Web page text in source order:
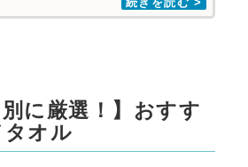
別に厳選！】おすす
オル